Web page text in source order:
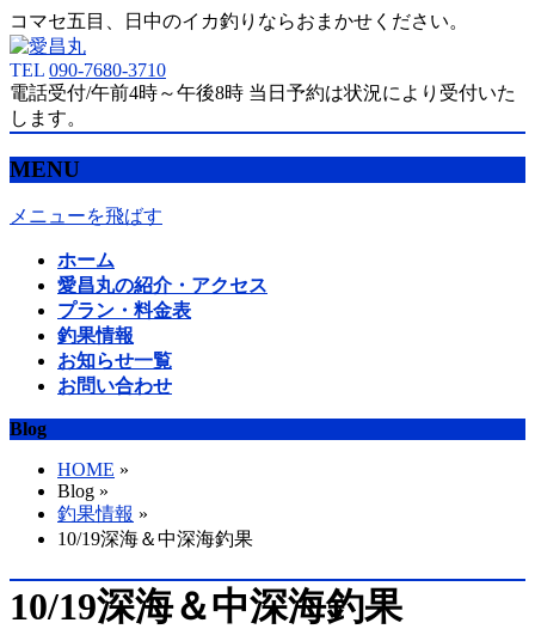
コマセ五目、日中のイカ釣りならおまかせください。
TEL 090-7680-3710
電話受付/午前4時～午後8時 当日予約は状況により受付いた
します。
MENU
メニューを飛ばす
ホーム
愛昌丸の紹介・アクセス
プラン・料金表
釣果情報
お知らせ一覧
お問い合わせ
Blog
HOME »
Blog »
釣果情報 »
10/19深海＆中深海釣果
10/19深海＆中深海釣果